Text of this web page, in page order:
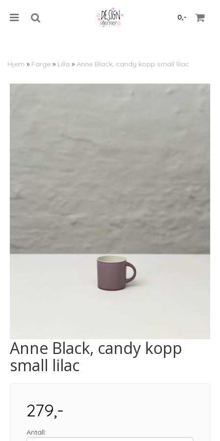
0,-
Hjem » Farge » Lilla » Anne Black, candy kopp small lilac
Anne Black, candy kopp
small lilac
279,-
Antall: